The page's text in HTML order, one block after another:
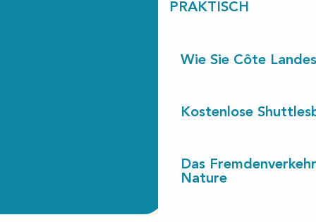
PRAKTISCH
Wie Sie Côte
Kostenlose
Das
Nature